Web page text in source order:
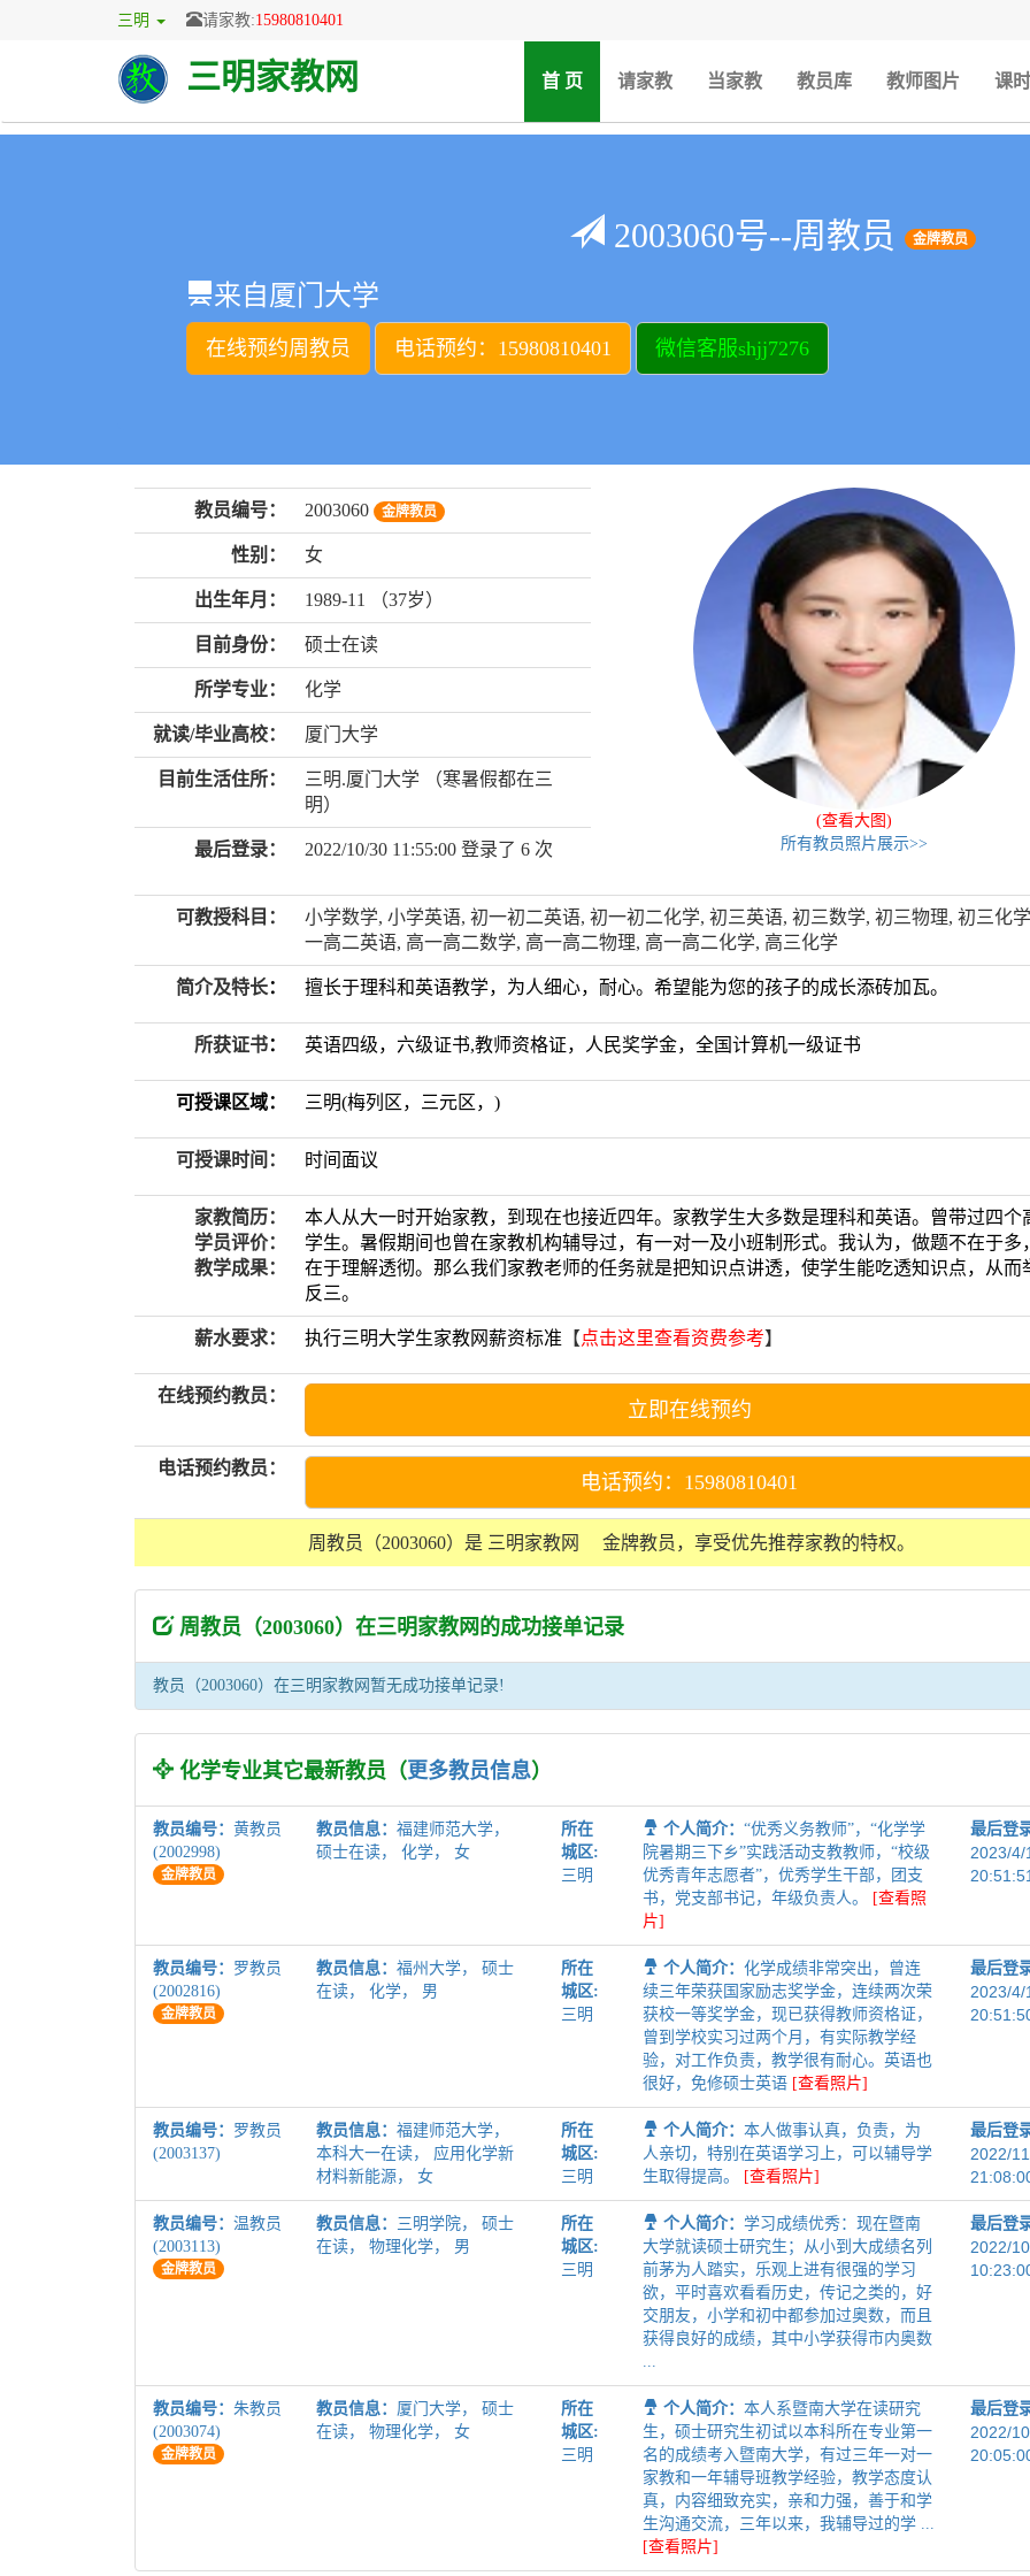
三明 请家教:15980810401
三明家教网 首 页(current)
请家教 当家教 教员库 教师图片 课
2003060号--周教员 金牌教员
来自厦门大学
在线预约周教员 电话预约：15980810401 微信客服shjj7276
教员编号： 2003060 金牌教员
性别： 女
出生年月： 1989-11 （37岁）
目前身份： 硕士在读
所学专业： 化学
就读/毕业高校： 厦门大学
目前生活住所：
三明.厦门大学 （寒暑假都在三
明）
最后登录： 2022/10/30 11:55:00 登录了 6 次
(查看大图)
所有教员照片展示>>
可教授科目：
小学数学, 小学英语, 初一初二英语, 初一初二化学, 初三英语, 初三数学, 初三物理, 初三化
一高二英语, 高一高二数学, 高一高二物理, 高一高二化学, 高三化学
简介及特长： 擅长于理科和英语教学，为人细心，耐心。希望能为您的孩子的成长添砖加瓦。
所获证书： 英语四级，六级证书,教师资格证，人民奖学金，全国计算机一级证书
可授课区域： 三明(梅列区，三元区，)
可授课时间： 时间面议
家教简历：
学员评价：
教学成果：
本人从大一时开始家教，到现在也接近四年。家教学生大多数是理科和英语。曾带过四个
学生。暑假期间也曾在家教机构辅导过，有一对一及小班制形式。我认为，做题不在于多
在于理解透彻。那么我们家教老师的任务就是把知识点讲透，使学生能吃透知识点，从而
反三。
薪水要求： 执行三明大学生家教网薪资标准 【点击这里查看资费参考】
在线预约教员：
立即在线预约
电话预约教员：
电话预约：15980810401
周教员（2003060）是 三明家教网 金牌教员 ，享受优先推荐家教的特权。
周教员（2003060）在三明家教网的成功接单记录
教员（2003060）在三明家教网暂无成功接单记录!
化学专业其它最新教员（更多教员信息）
教员编号： 黄教员
(2002998)
金牌教员
教员信息：福建师范大学，
硕士在读， 化学， 女
所在
城区:
三明
个人简介：“优秀义务教师”，“化学学
院暑期三下乡”实践活动支教教师，“校级
优秀青年志愿者”，优秀学生干部，团支
书，党支部书记，年级负责人。
[查看照
片]
最后登
2023/4/
20:51:51
教员编号： 罗教员
(2002816)
金牌教员
教员信息：福州大学， 硕士
在读， 化学， 男
所在
城区:
三明
个人简介：化学成绩非常突出，曾连
续三年荣获国家励志奖学金，连续两次荣
获校一等奖学金，现已获得教师资格证，
曾到学校实习过两个月，有实际教学经
验，对工作负责，教学很有耐心。英语也
很好，免修硕士英语 [查看照片]
最后登
2023/4/
教员编号： 罗教员
(2003137)
教员信息：福建师范大学，
本科大一在读， 应用化学新
材料新能源， 女
所在
城区:
三明
个人简介：本人做事认真，负责，为
人亲切，特别在英语学习上，可以辅导学
生取得提高。
[查看照片]
最后登
2022/
教员编号： 温教员
(2003113)
金牌教员
教员信息： 三明学院， 硕士
在读， 物理化学， 男
所在
城区:
三明
个人简介：学习成绩优秀：现在暨南
大学就读硕士研究生；从小到大成绩名列
前茅为人踏实，乐观上进有很强的学习
欲，平时喜欢看看历史，传记之类的，好
交朋友，小学和初中都参加过奥数，而且
获得良好的成绩，其中小学获得市内奥数
...
最后登
2022/
教员编号： 朱教员
(2003074)
金牌教员
教员信息： 厦门大学， 硕士
在读， 物理化学， 女
所在
城区:
三明
个人简介：本人系暨南大学在读研究
生，硕士研究生初试以本科所在专业第一
名的成绩考入暨南大学，有过三年一对一
家教和一年辅导班教学经验，教学态度认
真，内容细致充实，亲和力强，善于和学
生沟通交流，三年以来，我辅导过的学 ...
[查看照片]
最后登
2022/